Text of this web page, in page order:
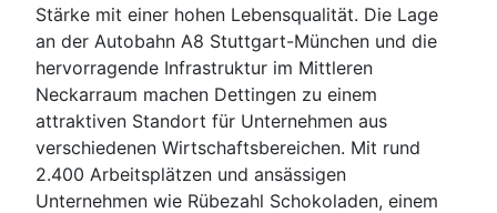
Stärke mit einer hohen Lebensqualität. Die Lage
an der Autobahn A8 Stuttgart-München und die
hervorragende Infrastruktur im Mittleren
Neckarraum machen Dettingen zu einem
attraktiven Standort für Unternehmen aus
verschiedenen Wirtschaftsbereichen. Mit rund
2.400 Arbeitsplätzen und ansässigen
Unternehmen wie Rübezahl Schokoladen, einem